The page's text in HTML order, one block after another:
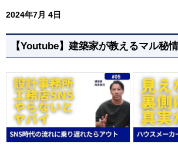
2024年7月 4日
【Youtube】建築家が教えるマル秘